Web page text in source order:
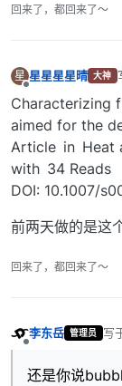
回来了，都回来了～
星 星星星星晴 大神
Characterizing
aimed for the
Article in Heat
with 34 Reads
DOI: 10.1007/
前两天做的是这
回来了，都回来了～
李东岳 管理员 写
最
还是你说